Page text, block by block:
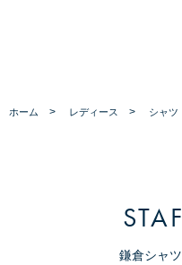
ホーム > レディース > シャツ
鎌倉シャ